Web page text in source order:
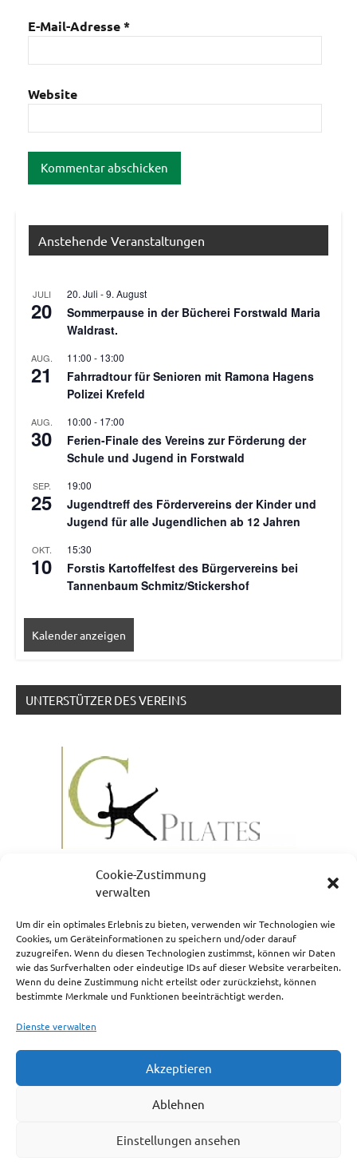
Cookie-Zustimmung
verwalten
Um dir ein optimales Erlebnis zu bieten, verwenden wir Technologien wie
Cookies, um Geräteinformationen zu speichern und/oder darauf
zuzugreifen. Wenn du diesen Technologien zustimmst, können wir Daten
wie das Surfverhalten oder eindeutige IDs auf dieser Website verarbeiten.
Wenn du deine Zustimmung nicht erteilst oder zurückziehst, können
bestimmte Merkmale und Funktionen beeinträchtigt werden.
Dienste verwalten
Akzeptieren
Ablehnen
Einstellungen ansehen
E-Mail-Adresse*
Website
Anstehende Veranstaltungen
JULI
20
20. Juli -9. August
Sommerpause in der Bücherei Forstwald Maria
Waldrast.
AUG.
21
11:00 - 13:00
Fahrradtour für Senioren mit Ramona Hagens
Polizei Krefeld
AUG.
30
10:00 - 17:00
Ferien-Finale des Vereins zur Förderung der
Schule und Jugend in Forstwald
SEP.
25
19:00
Jugendtreff des Fördervereins der Kinder und
Jugend für alle Jugendlichen ab 12 Jahren
OKT.
10
15:30
Forstis Kartoffelfest des Bürgervereins bei
Tannenbaum Schmitz/Stickershof
Kalender anzeigen
UNTERSTÜTZER DES VEREINS
NEWSLETTERANMELDUNG
Impressum